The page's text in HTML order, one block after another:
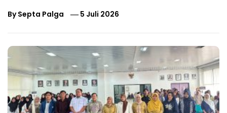
BySepta Palga 5 Juli 2026